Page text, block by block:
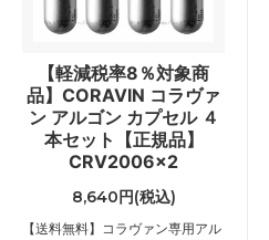
【軽減税率8％対象商
品】CORAVIN コラヴァ
ン アルゴン カプセル ４
本セット【正規品】
CRV2006x2
8,640円(税込)
【送料無料】コラヴァン専用アル